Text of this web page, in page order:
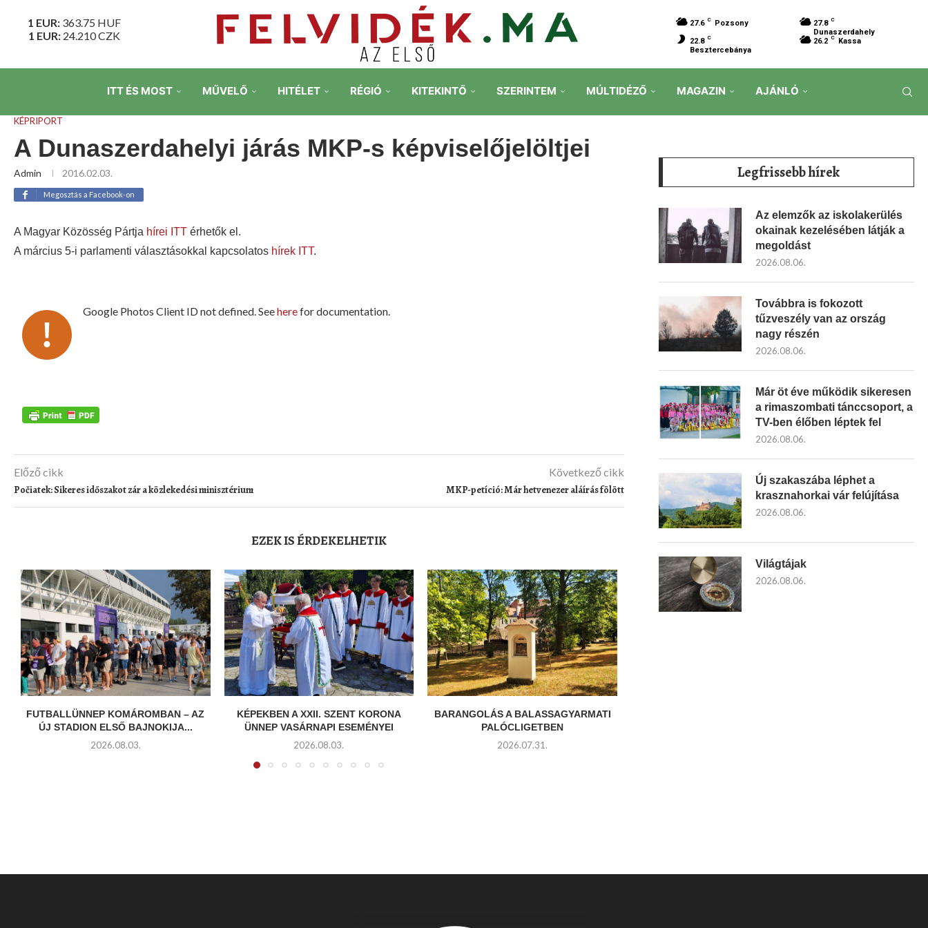
1 EUR: 363.75 HUF
1 EUR: 24.210CZK
27.6 C Pozsony 27.8 C
Dunaszerdahely
22.8 C
Besztercebánya
26.2 C Kassa
ITT ÉS MOST MŰVELŐ HITÉLET RÉGIÓ KITEKINTŐ SZERINTEM MÚLTIDÉZŐ MAGAZIN AJÁNLÓ
KÉPRIPORT
A Dunaszerdahelyi járás MKP-s képviselőjelöltjei
Admin 2016.02.03.
Megosztás a Facebook-on
A Magyar Közösség Pártja hírei ITT érhetők el.
A március 5-i parlamenti választásokkal kapcsolatos hírek ITT.
Google Photos Client ID not defined. Seeherefor documentation.
Előző cikk
Počiatek: Sikeres időszakot zár a közlekedési minisztérium
Következő cikk
MKP-petíció: Már hetvenezer aláírás fölött
EZEK IS ÉRDEKELHETIK
FUTBALLÜNNEP KOMÁROMBAN – AZ
ÚJ STADION ELSŐ BAJNOKIJA...
2026.08.03.
KÉPEKBEN A XXII. SZENT KORONA
ÜNNEP VASÁRNAPI ESEMÉNYEI
2026.08.03.
BARANGOLÁS A BALASSAGYARMATI
PALÓCLIGETBEN
2026.07.31.
Legfrissebb hírek
Az elemzők az iskolakerülés
okainak kezelésében látják a
megoldást
2026.08.06.
Továbbra is fokozott
tűzveszély van az ország
nagy részén
2026.08.06.
Már öt éve működik sikeresen
a rimaszombati tánccsoport, a
TV-ben élőben léptek fel
2026.08.06.
Új szakaszába léphet a
krasznahorkai vár felújítása
2026.08.06.
Világtájak
2026.08.06.